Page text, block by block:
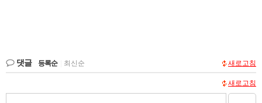
댓글 등록순 최신순 새로고침
새로고침